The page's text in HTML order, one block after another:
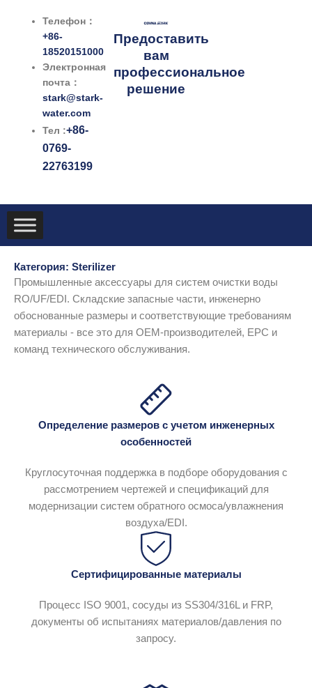
Телефон：
+86-
18520151000
Электронная
почта：
stark@stark-
water.com
Тел :+86-
0769-
22763199
Предоставить
вам
профессиональное
решение
Категория: Sterilizer
Промышленные аксессуары для систем очистки воды
RO/UF/EDI. Складские запасные части, инженерно
обоснованные размеры и соответствующие требованиям
материалы - все это для OEM-производителей, EPC и
команд технического обслуживания.
Определение размеров с учетом инженерных
особенностей
Круглосуточная поддержка в подборе оборудования с
рассмотрением чертежей и спецификаций для
модернизации систем обратного осмоса/увлажнения
воздуха/EDI.
Сертифицированные материалы
Процесс ISO 9001, сосуды из SS304/316L и FRP,
документы об испытаниях материалов/давления по
запросу.